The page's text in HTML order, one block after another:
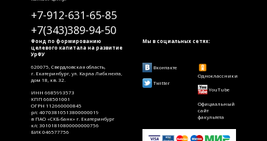
+7-912-631-65-85
+7(343)389-94-50
Фонд по формированию
целевого капитала на развитие
УрФУ
620075, Свердловская область,
г. Екатеринбург, ул. Карла Либкнехта,
дом 18, кв. 32.
ИНН 6685993573
КПП 668501001
ОГРН 112660000845
р/с 40703810513800000019
в ПАО «СКБ-банк» г. Екатеринбург
к/с 30101810800000000756
БИК 046577756
Мы в социальных сетях:
Вконтакте
Twitter
Одноклассники
YouTube
Официальный
сайт
факультета